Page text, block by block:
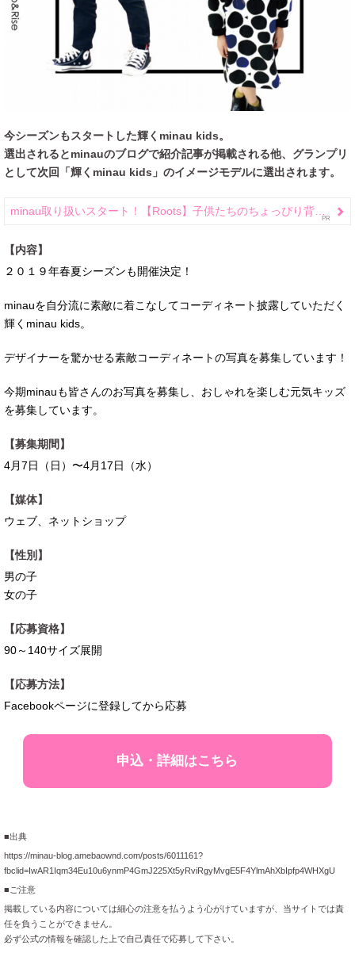
今シーズンもスタートした輝くminau kids。
選出されるとminauのブログで紹介記事が掲載される他、グランプリ
として次回「輝くminau kids」のイメージモデルに選出されます。
minau取り扱いスタート！【Roots】子供たちのちょっぴり背伸びした”大人コーデ”
【内容】
２０１９年春夏シーズンも開催決定！
minauを自分流に素敵に着こなしてコーディネート披露していただく
輝くminau kids。
デザイナーを驚かせる素敵コーディネートの写真を募集しています！
今期minauも皆さんのお写真を募集し、おしゃれを楽しむ元気キッズ
を募集しています。
【募集期間】
4月7日（日）〜4月17日（水）
【媒体】
ウェブ、ネットショップ
【性別】
男の子
女の子
【応募資格】
90～140サイズ展開
【応募方法】
Facebookページに登録してから応募
申込・詳細はこちら
■出典
https://minau-blog.amebaownd.com/posts/6011161?
fbclid=IwAR1Iqm34Eu10u6ynmP4GmJ225Xt5yRviRgyMvgE5F4YlmAhXbIpfp4WHXgU
■ご注意
掲載している内容については細心の注意を払うよう心がけていますが、当サイトでは責
任を負うことができません。
必ず公式の情報を確認した上で自己責任で応募して下さい。